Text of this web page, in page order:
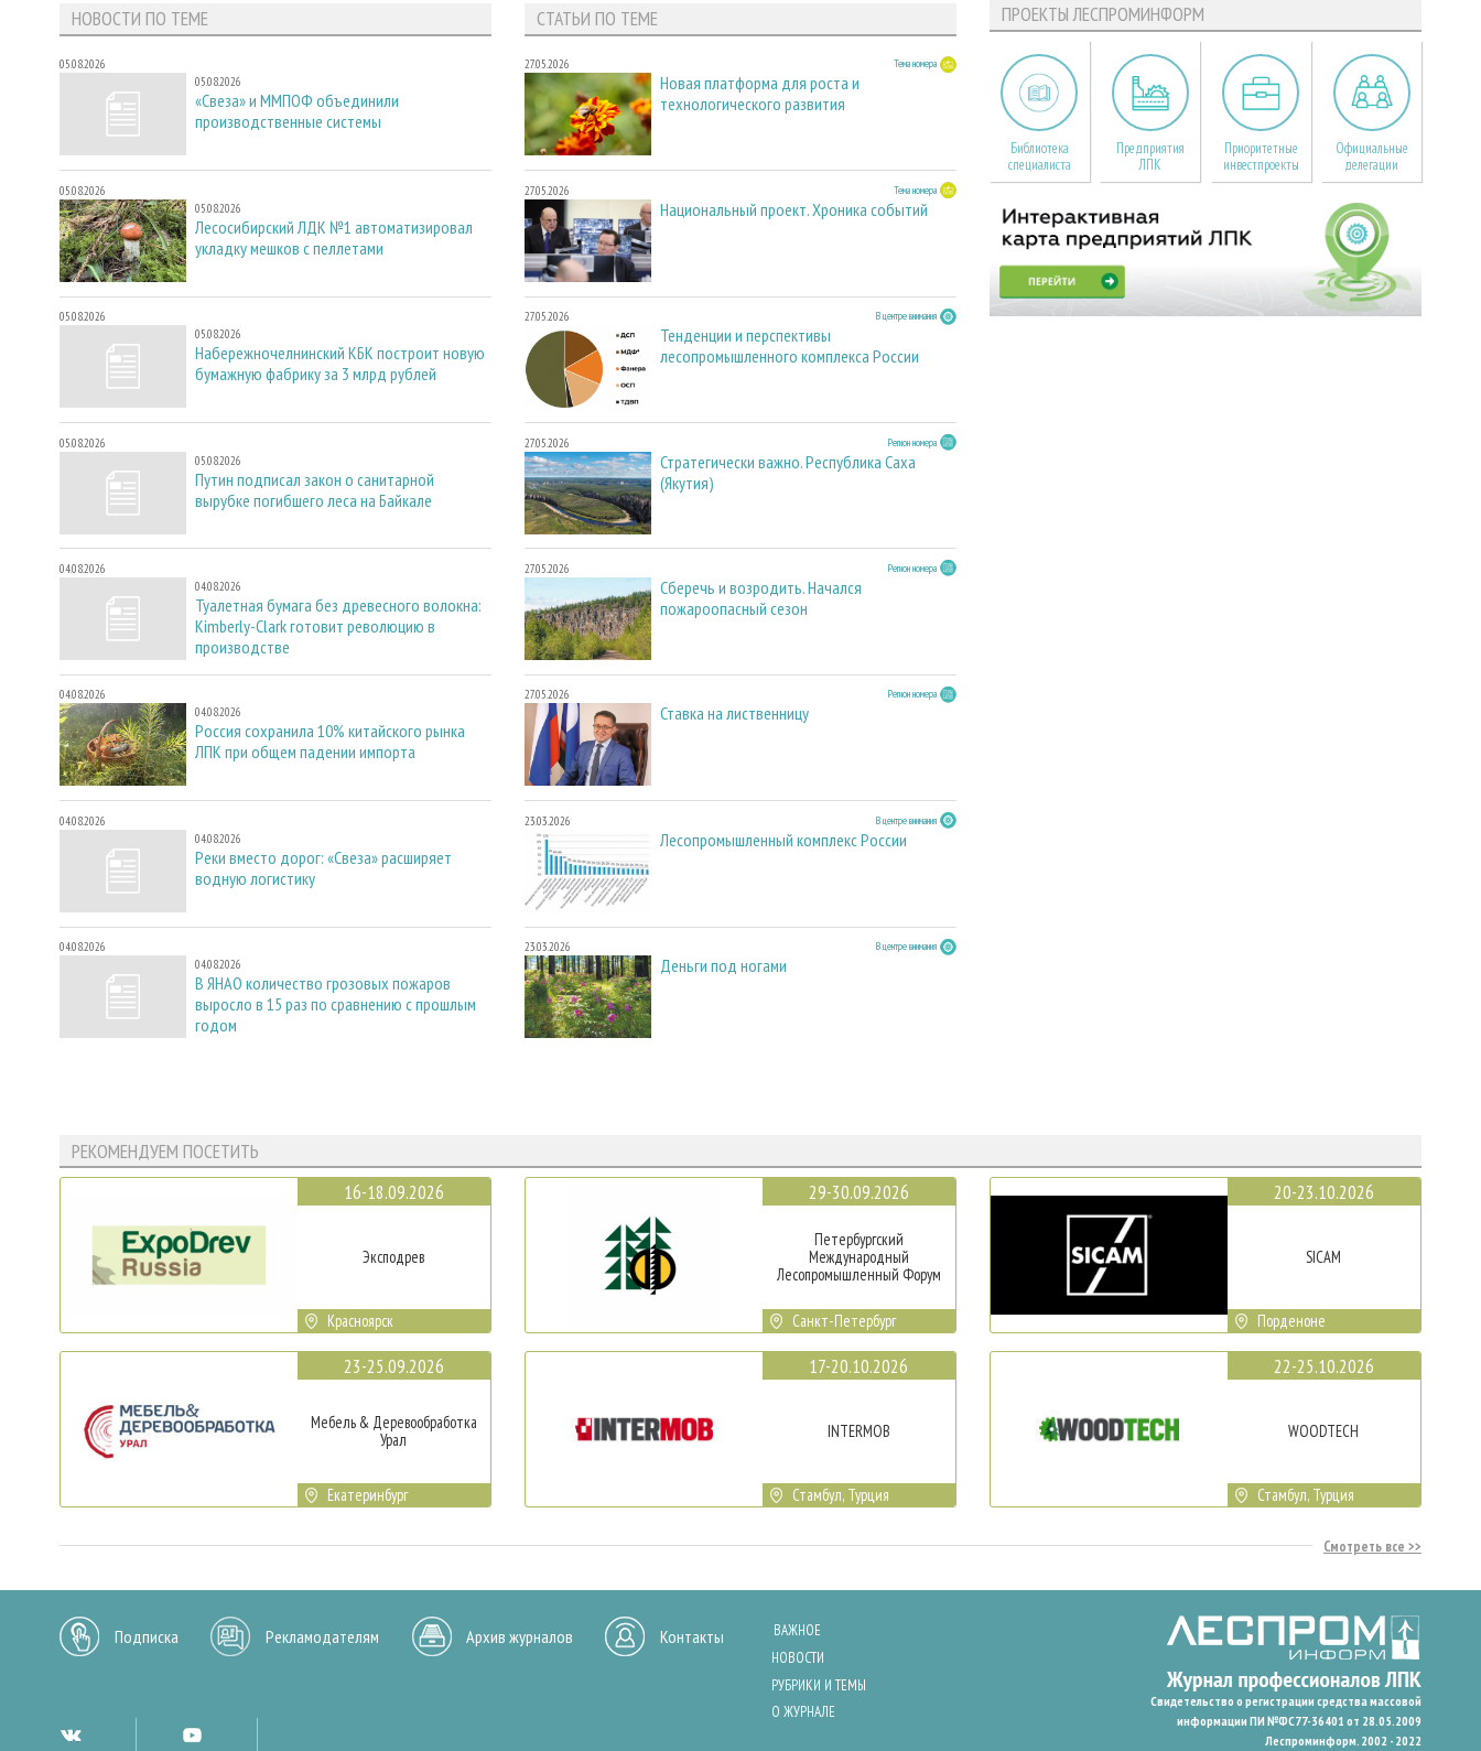
НОВОСТИ ПО ТЕМЕ
05.08.2026
05.08.2026
«Свеза» и ММПОФ объединили
производственные системы
05.08.2026
05.08.2026
Лесосибирский ЛДК №1 автоматизировал
укладку мешков с пеллетами
05.08.2026
05.08.2026
Набережночелнинский КБК построит новую
бумажную фабрику за 3 млрд рублей
05.08.2026
05.08.2026
Путин подписал закон о санитарной
вырубке погибшего леса на Байкале
04.08.2026
04.08.2026
Туалетная бумага без древесного волокна:
Kimberly-Clark готовит революцию в
производстве
04.08.2026
04.08.2026
Россия сохранила 10% китайского рынка
ЛПК при общем падении импорта
04.08.2026
04.08.2026
Реки вместо дорог: «Свеза» расширяет
водную логистику
04.08.2026
04.08.2026
В ЯНАО количество грозовых пожаров
выросло в 15 раз по сравнению с прошлым
годом
СТАТЬИ ПО ТЕМЕ
27.05.2026 Тема номера
Новая платформа для роста и
технологического развития
27.05.2026 Тема номера
Национальный проект. Хроника событий
27.05.2026 В центре внимания
Тенденции и перспективы
лесопромышленного комплекса России
27.05.2026 Регион номера
Стратегически важно. Республика Саха
(Якутия)
27.05.2026 Регион номера
Сберечь и возродить. Начался
пожароопасный сезон
27.05.2026 Регион номера
Ставка на лиственницу
23.03.2026 В центре внимания
Лесопромышленный комплекс России
23.03.2026 В центре внимания
Деньги под ногами
ПРОЕКТЫ ЛЕСПРОМИНФОРМ
Библиотека
специалиста
Предприятия
ЛПК
Приоритетные
инвестпроекты
Официальные
делегации
РЕКОМЕНДУЕМ ПОСЕТИТЬ
16-18.09.2026
Эксподрев
Красноярск
23-25.09.2026
Мебель & Деревообработка
Урал
Екатеринбург
29-30.09.2026
Петербургский
Международный
Лесопромышленный Форум
Санкт-Петербург
17-20.10.2026
INTERMOB
Стамбул, Турция
20-23.10.2026
SICAM
Порденоне
22-25.10.2026
WOODTECH
Стамбул, Турция
Смотреть все
Подписка Рекламодателям Архив журналов Контакты
ВАЖНОЕ
НОВОСТИ
РУБРИКИ И ТЕМЫ
О ЖУРНАЛЕ
Свидетельство о регистрации средства массовой
информации ПИ №ФС77-36401 от 28.05.2009
Леспроминформ. 2002 - 2022